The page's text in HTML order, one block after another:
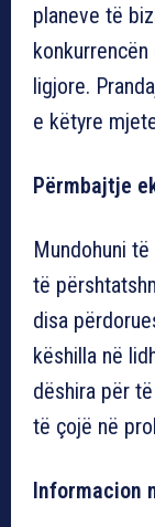
planeve të
ligjore.
e këtyre
Përmbajtje
Mundohuni
të
disa
këshilla në
dëshira për
të çojë në
Informacion